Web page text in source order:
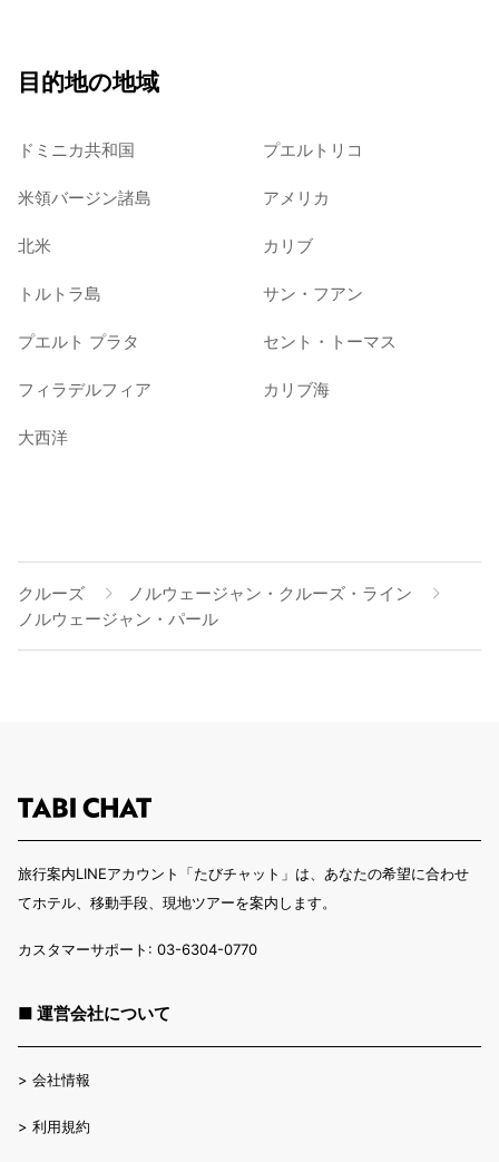
目的地の地域
ドミニカ共和国 プエルトリコ
米領バージン諸島 アメリカ
北米 カリブ
トルトラ島 サン・フアン
プエルト プラタ セント・トーマス
フィラデルフィア カリブ海
大西洋
クルーズ
ノルウェージャン・クルーズ・ライン
ノルウェージャン・パール
旅行案内LINEアカウント「たびチャット」は、あなたの希望に合わせ
てホテル、移動手段、現地ツアーを案内します。
カスタマーサポート: 03-6304-0770
■ 運営会社について
> 会社情報
> 利用規約